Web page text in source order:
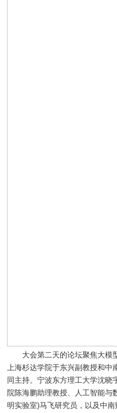
大会第二天的论坛聚焦大模
上海杉达学院于东兴副教授和
同主持。宁波东方理工大学沈晓
院陈海鹏助理教授、人工智能与
明实验室)马飞研究员，以及中